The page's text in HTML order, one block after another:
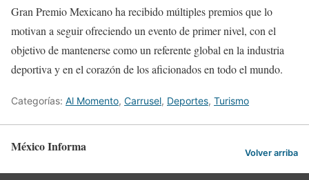
Gran Premio Mexicano ha recibido múltiples premios que lo
motivan a seguir ofreciendo un evento de primer nivel, con el
objetivo de mantenerse como un referente global en la industria
deportiva y en el corazón de los aficionados en todo el mundo.
Categorías: Al Momento, Carrusel, Deportes, Turismo
México Informa Volver arriba